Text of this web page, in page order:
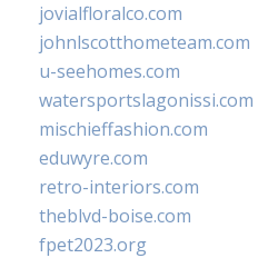
jovialfloralco.com
johnlscotthometeam.com
u-seehomes.com
watersportslagonissi.com
mischieffashion.com
eduwyre.com
retro-interiors.com
theblvd-boise.com
fpet2023.org